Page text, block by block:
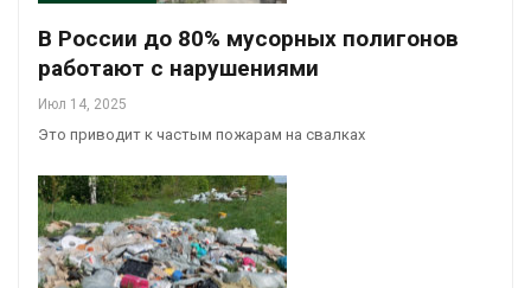
В России до 80% мусорных полигонов
работают с нарушениями
Июл 14, 2025
Это приводит к частым пожарам на свалках